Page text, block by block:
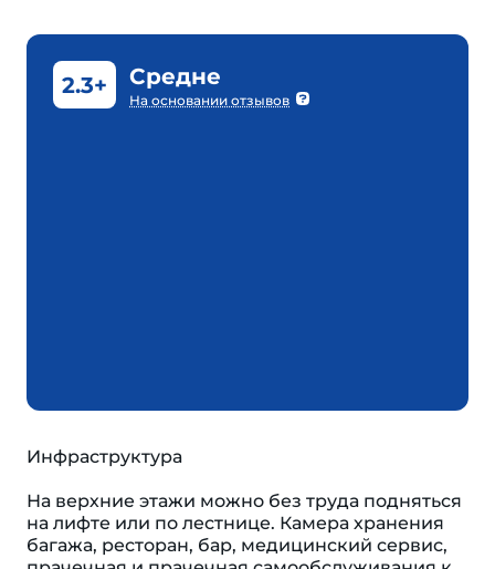
2.3+ Средне
На основании отзывов
Инфраструктура
На верхние этажи можно без труда подняться
на лифте или по лестнице. Камера хранения
багажа, ресторан, бар, медицинский сервис,